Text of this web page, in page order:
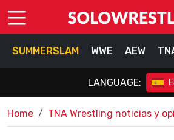
SUMMERSLAM WWE AEW
LANGUAGE:
Home TNA Wrestling noticias y